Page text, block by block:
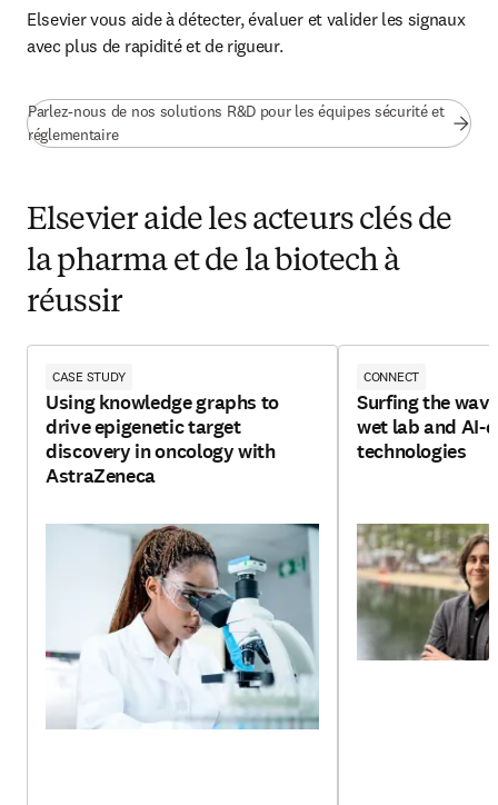
Elsevier vous aide à détecter, évaluer et valider les signaux
avec plus de rapidité et de rigueur.
Parlez-nous de nos solutions R&D pour les équipes sécurité et
réglementaire
Elsevier aide les acteurs clés de
la pharma et de la biotech à
réussir
CASE STUDY
Using knowledge graphs to
drive epigenetic target
discovery in oncology with
AstraZeneca
CONNECT
Surfing the
wet lab and AI-
technologies